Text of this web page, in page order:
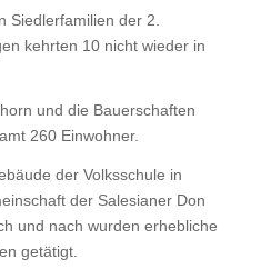
Siedlerfamilien der 2.
kehrten 10 nicht wieder in
und die Bauerschaften
260 Einwohner.
der Volksschule in
der Salesianer Don
und nach wurden erhebliche
getätigt.